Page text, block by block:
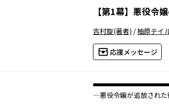
【第1幕】 悪役令
吉村旋(著者) /柚原テイ
応援メッセージ
――――悪役令嬢が追放され